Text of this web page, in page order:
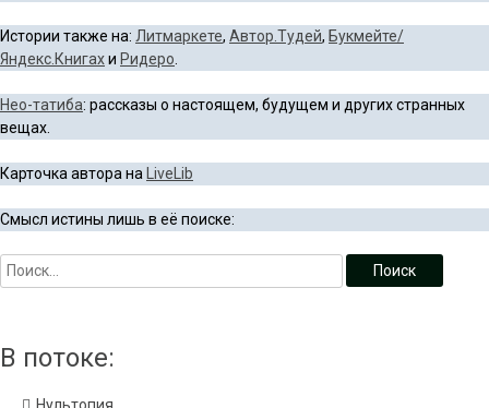
Истории также на: Литмаркете, Автор.Тудей, Букмейте/
Яндекс.Книгахи Ридеро
Нео-татиба: рассказы о настоящем, будущем и других странных
вещах.
Карточка автора на LiveLib
Смысл истины лишь в её поиске:
В потоке:
Нультопия